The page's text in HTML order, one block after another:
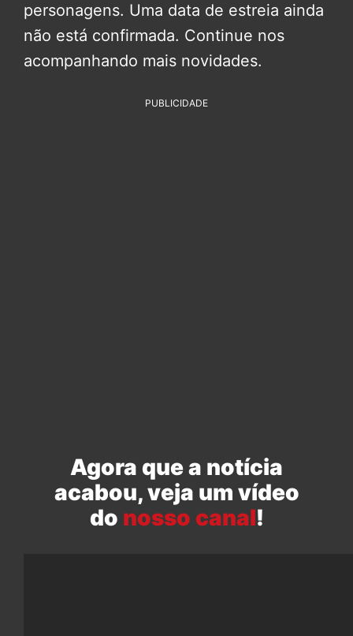
personagens. Uma data de estreia ainda
não está confirmada. Continue nos
acompanhando mais novidades.
PUBLICIDADE
Agora que a notícia
acabou, veja um vídeo
do nosso canal!